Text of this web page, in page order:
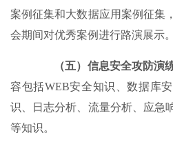
案例征集和大数据应用案例征集
会期间对优秀案例进行路演展示。
（五）信息安全攻防演
容包括WEB安全知识、数据库
识、日志分析、流量分析、应急
等知识。